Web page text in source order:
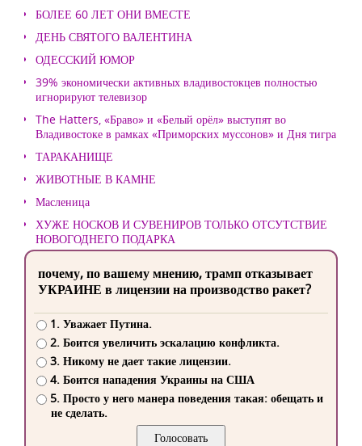
БОЛЕЕ 60 ЛЕТ ОНИ ВМЕСТЕ
ДЕНЬ СВЯТОГО ВАЛЕНТИНА
ОДЕССКИЙ ЮМОР
39% экономически активных владивостокцев полностью
игнорируют телевизор
The Hatters, «Браво» и «Белый орёл» выступят во
Владивостоке в рамках «Приморских муссонов» и Дня тигра
ТАРАКАНИЩЕ
ЖИВОТНЫЕ В КАМНЕ
Масленица
ХУЖЕ НОСКОВ И СУВЕНИРОВ ТОЛЬКО ОТСУТСТВИЕ
НОВОГОДНЕГО ПОДАРКА
почему, по вашему мнению, трамп отказывает
УКРАИНЕ в лицензии на производство ракет?
1. Уважает Путина.
2. Боится увеличить эскалацию конфликта.
3. Никому не дает такие лицензии.
4. Боится нападения Украины на США
5. Просто у него манера поведения такая: обещать и
не сделать.